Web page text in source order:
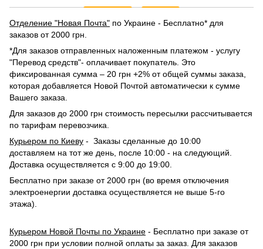
Отделение "Новая Почта" по Украине - Бесплатно* для
заказов от 2000 грн.
*Для заказов отправленных наложенным платежом - услугу
"Перевод средств"- оплачивает покупатель. Это
фиксированная сумма – 20 грн +2% от общей суммы заказа,
которая добавляется Новой Почтой автоматически к сумме
Вашего заказа.
Для заказов до 2000 грн стоимость пересылки рассчитывается
по тарифам перевозчика.
Курьером по Киеву - Заказы сделанные до 10:00
доставляем на тот же день, после 10:00 - на следующий.
Доставка осуществляется с 9:00 до 19:00.
Бесплатно при заказе от 2000 грн (во время отключения
электроенергии доставка осуществляется не выше 5-го
этажа).
Курьером Новой Почты по Украине - Бесплатно при заказе от
2000 грн при условии полной оплаты за заказ. Для заказов